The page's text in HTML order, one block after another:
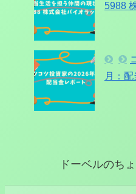
5988
月：
ドーベルのち